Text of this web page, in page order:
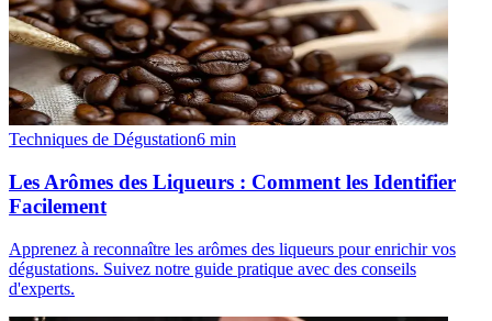
Techniques de Dégustation6 min
Les Arômes des Liqueurs : Comment les Identifier
Facilement
Apprenez à reconnaître les arômes des liqueurs pour enrichir vos
dégustations. Suivez notre guide pratique avec des conseils
d'experts.